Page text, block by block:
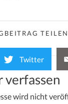
Twitter
verfassen
wird nicht